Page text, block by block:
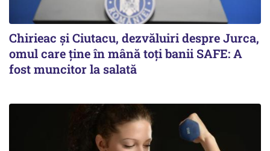
Chirieac și Ciutacu, dezvăluiri despre Jurca,
omul care ține în mână toți banii SAFE: A
fost muncitor la salată